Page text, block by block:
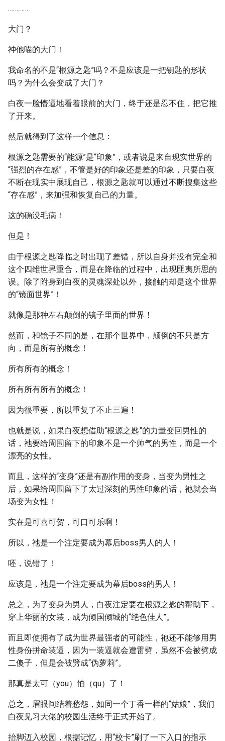
…………
大门？
神他喵的大门！
我命名的不是“根源之匙”吗？不是应该是一把钥匙的形状
吗？为什么会变成了大门？
白夜一脸懵逼地看着眼前的大门，终于还是忍不住，把它推
了开来。
然后就得到了这样一个信息：
根源之匙需要的“能源”是“印象”，或者说是来自现实世界的
“强烈的存在感”，不管是好的印象还是差的印象，只要白夜
不断在现实中展现自己，根源之匙就可以通过不断搜集这些
“存在感”，来加强和恢复自己的力量。
这的确没毛病！
但是！
由于根源之匙降临之时出现了差错，所以自身并没有完全和
这个四维世界重合，而是在降临的过程中，出现匪夷所思的
误。除了附身到白夜的灵魂深处以外，接触的却是这个世界
的“镜面世界”！
就像是那种左右颠倒的镜子里面的世界！
然而，和镜子不同的是，在那个世界中，颠倒的不只是方
向，而是所有的概念！
所有所有的概念！
所有所有所有的概念！
因为很重要，所以重复了不止三遍！
也就是说，如果白夜想借助“根源之匙”的力量变回男性的
话，祂要给周围留下的印象不是一个帅气的男性，而是一个
漂亮的女性。
而且，这样的“变身”还是有副作用的变身，当变为男性之
后，如果给周围留下了太过深刻的男性印象的话，祂就会当
场变为女性！
实在是可喜可贺，可口可乐啊！
所以，祂是一个注定要成为幕后boss男人的人！
呸，说错了！
应该是，祂是一个注定要成为幕后boss的男人！
总之，为了变身为男人，白夜注定要在根源之匙的帮助下，
穿上华丽的女装，成为倾国倾城的“绝色佳人”。
而且即使拥有了成为世界最强者的可能性，祂还不能够用男
性身份拼命装逼，因为一装逼就会遭雷劈，虽然不会被劈成
二傻子，但是会被劈成“伪萝莉”。
那真是太可（you）怕（qu）了！
总之，眉眼间结着愁怨，如同一个丁香一样的“姑娘”，我们
白夜见习大佬的校园生活终于正式开始了。
抬脚迈入校园，根据记忆，用“校卡”刷了一下入口的指示